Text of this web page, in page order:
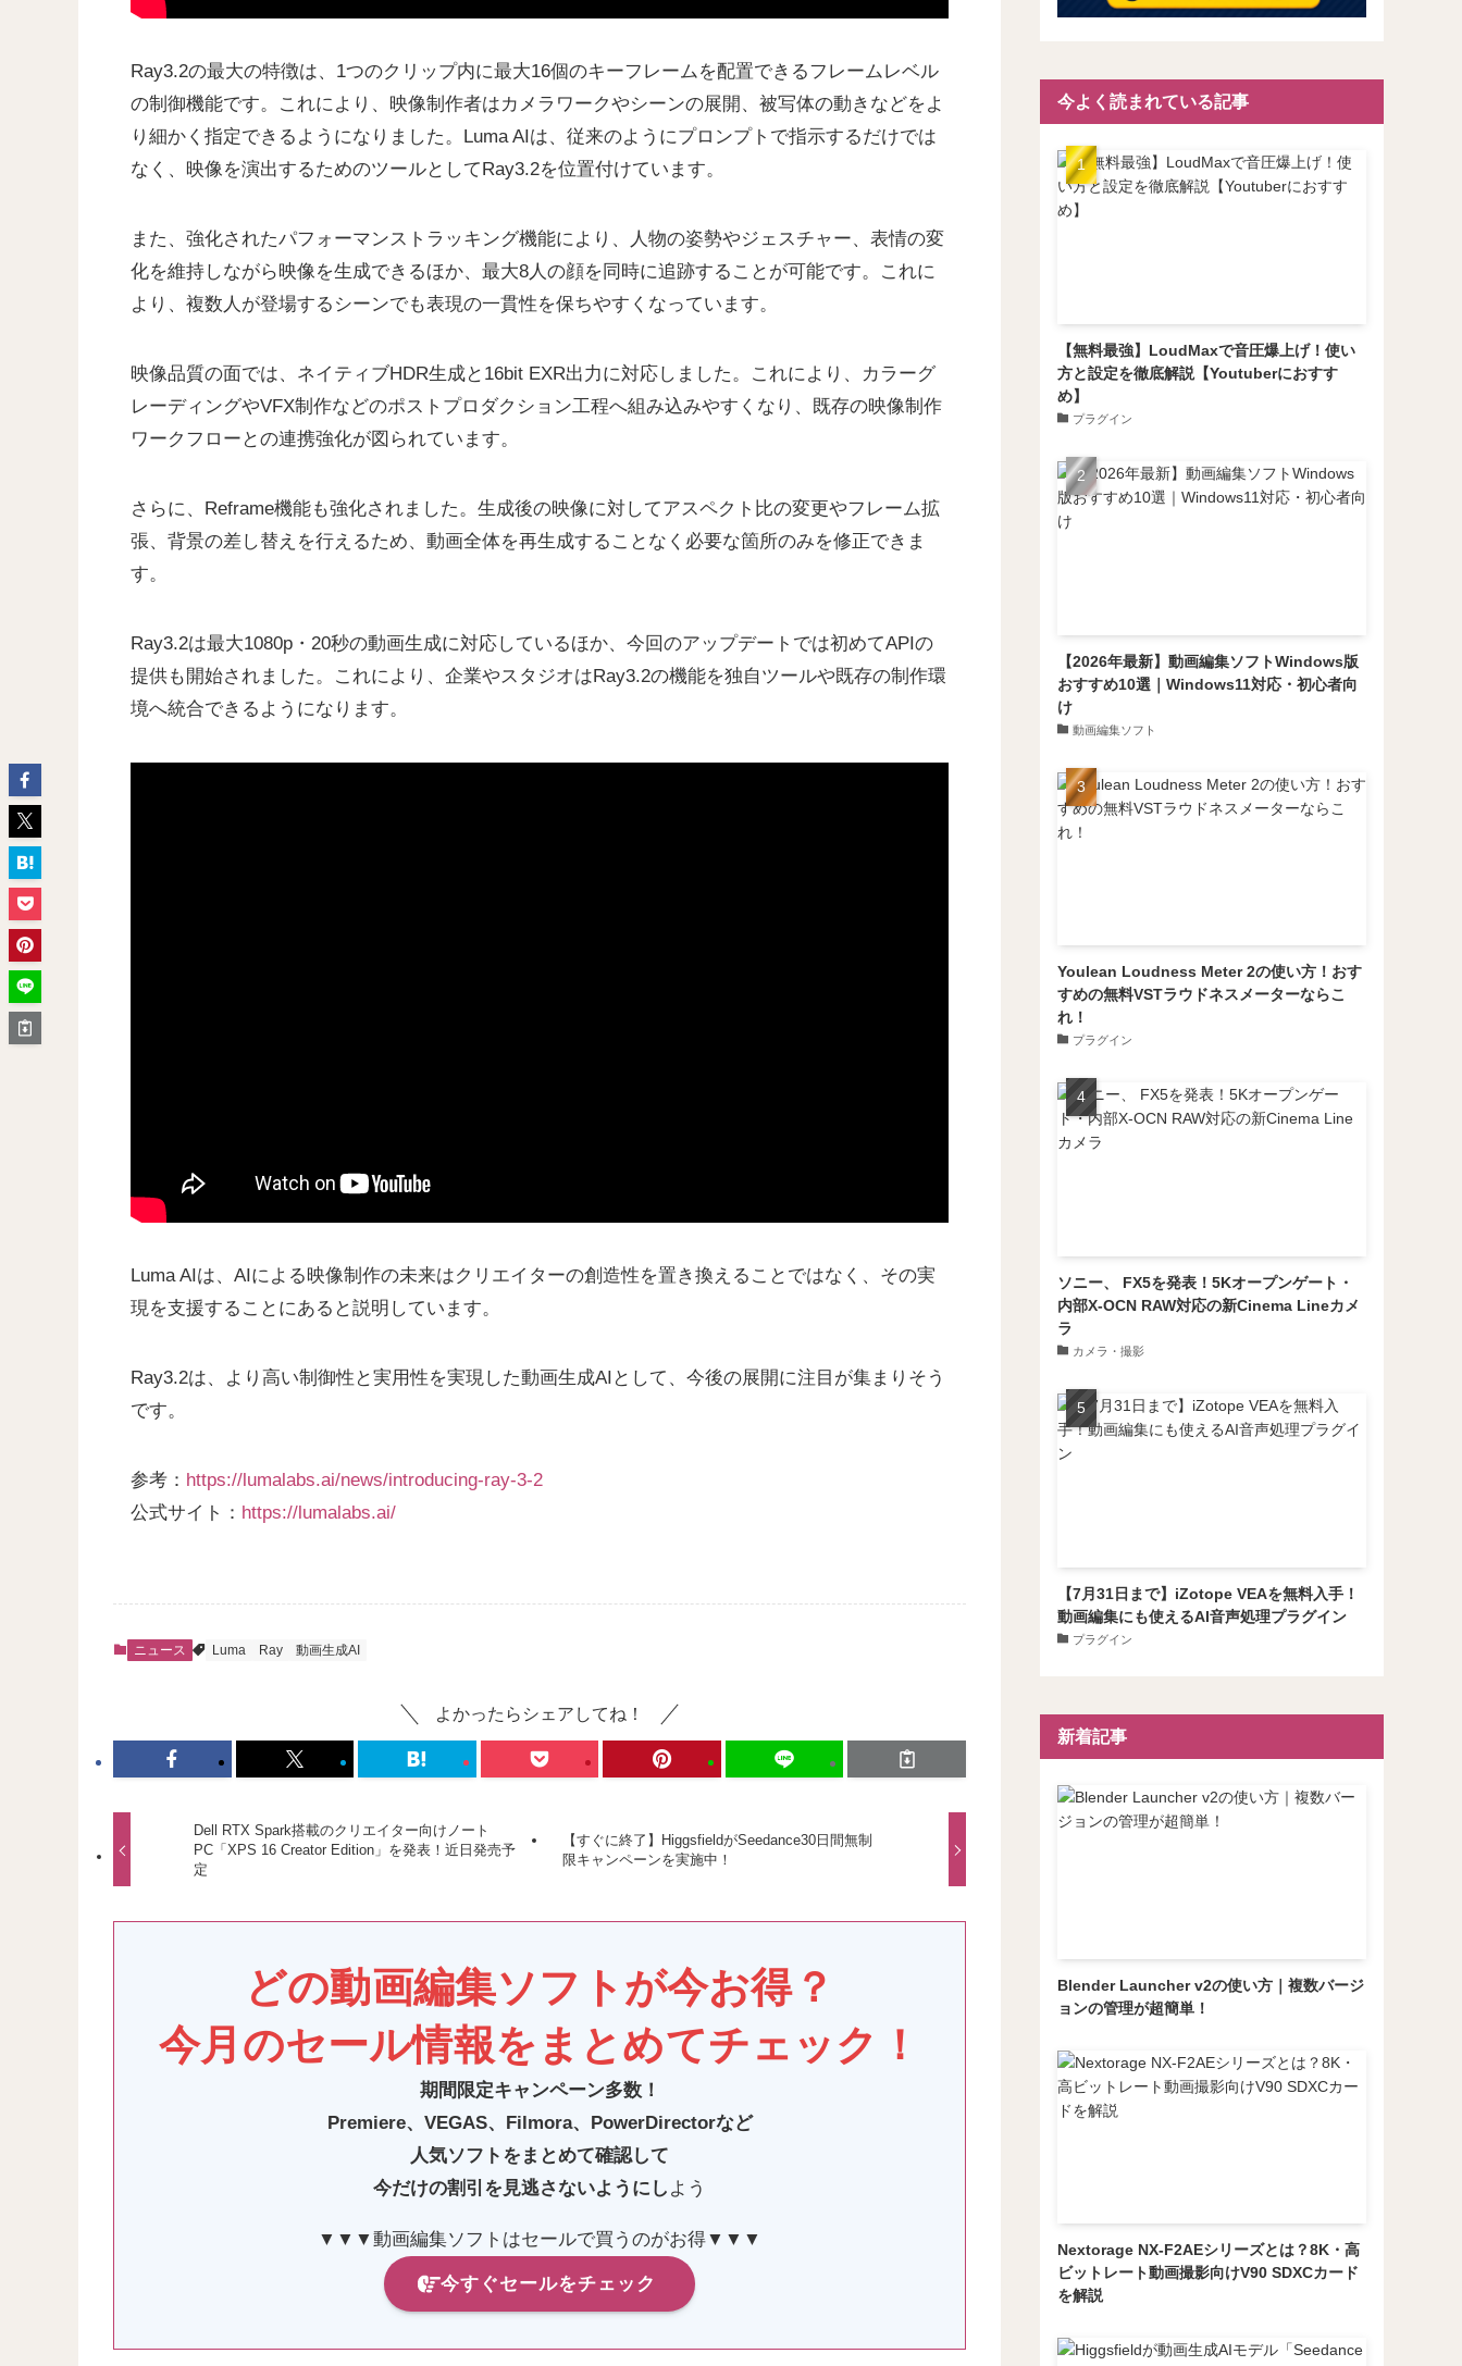
Ray3.2の最大の特徴は、1つのクリップ内に最大16個のキーフレームを配置できるフレームレベル
の制御機能です。これにより、映像制作者はカメラワークやシーンの展開、被写体の動きなどをよ
り細かく指定できるようになりました。Luma AIは、従来のようにプロンプトで指示するだけでは
なく、映像を演出するためのツールとしてRay3.2を位置付けています。
また、強化されたパフォーマンストラッキング機能により、人物の姿勢やジェスチャー、表情の変
化を維持しながら映像を生成できるほか、最大8人の顔を同時に追跡することが可能です。これに
より、複数人が登場するシーンでも表現の一貫性を保ちやすくなっています。
映像品質の面では、ネイティブHDR生成と16bit EXR出力に対応しました。これにより、カラーグ
レーディングやVFX制作などのポストプロダクション工程へ組み込みやすくなり、既存の映像制作
ワークフローとの連携強化が図られています。
さらに、Reframe機能も強化されました。生成後の映像に対してアスペクト比の変更やフレーム拡
張、背景の差し替えを行えるため、動画全体を再生成することなく必要な箇所のみを修正できま
す。
Ray3.2は最大1080p・20秒の動画生成に対応しているほか、今回のアップデートでは初めてAPIの
提供も開始されました。これにより、企業やスタジオはRay3.2の機能を独自ツールや既存の制作環
境へ統合できるようになります。
Luma AIは、AIによる映像制作の未来はクリエイターの創造性を置き換えることではなく、その実
現を支援することにあると説明しています。
Ray3.2は、より高い制御性と実用性を実現した動画生成AIとして、今後の展開に注目が集まりそう
です。
参考： https://lumalabs.ai/news/introducing-ray-3-2
公式サイト： https://lumalabs.ai/
ニュース Luma Ray 動画生成AI
よかったらシェアしてね！
Dell RTX Spark搭載のクリエイター向けノート
PC「XPS 16 Creator Edition」を発表！近日発売予
定
【すぐに終了】HiggsfieldがSeedance30日間無制
限キャンペーンを実施中！
どの動画編集ソフトが今お得？
今月のセール情報をまとめてチェック！
期間限定キャンペーン多数！
Premiere、VEGAS、Filmora、PowerDirectorなど
人気ソフトをまとめて確認して
今だけの割引を見逃さないようにし よう
▼▼▼動画編集ソフトはセールで買うのがお得▼▼▼
今すぐセールをチェック
今よく読まれている記事
【無料最強】LoudMaxで音圧爆上げ！使い
方と設定を徹底解説【Youtuberにおすす
め】
プラグイン
【2026年最新】動画編集ソフトWindows版
おすすめ10選｜Windows11対応・初心者向
け
動画編集ソフト
Youlean Loudness Meter 2の使い方！おす
すめの無料VSTラウドネスメーターならこ
れ！
プラグイン
ソニー、 FX5を発表！5Kオープンゲート・
内部X-OCN RAW対応の新Cinema Lineカメ
ラ
カメラ・撮影
【7月31日まで】iZotope VEAを無料入手！
動画編集にも使えるAI音声処理プラグイン
プラグイン
新着記事
Blender Launcher v2の使い方｜複数バージ
ョンの管理が超簡単！
Nextorage NX-F2AEシリーズとは？8K・高
ビットレート動画撮影向けV90 SDXCカード
を解説